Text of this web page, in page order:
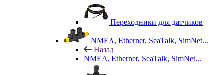
Переходники для датчиков
NMEA, Ethernet, SeaTalk, SimNet...
Назад
NMEA, Ethernet, SeaTalk, SimNet...